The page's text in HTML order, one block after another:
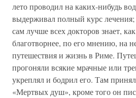
лето проводил на каких-нибудь
выдерживал полный курс лечения;
сам лучше всех докторов знает,
благотворнее, по его мнению, на
путешествия и жизнь в Риме.
прогоняли всякие мрачные или
укреплял и бодрил его. Там
«Мертвых душ», кроме того он